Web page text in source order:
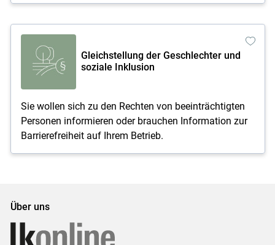
Gleichstellung der Geschlechter und
soziale Inklusion
Sie wollen sich zu den Rechten von beeinträchtigten
Personen informieren oder brauchen Information zur
Barrierefreiheit auf Ihrem Betrieb.
Über uns